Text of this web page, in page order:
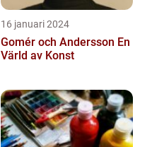
16 januari 2024
Gomér och Andersson En
Värld av Konst